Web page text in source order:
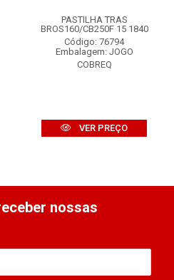
PASTILHA TRAS
BROS160/CB250F 15 1840
Código: 76794
Embalagem: JOGO
COBREQ
VER PREÇO
nossas